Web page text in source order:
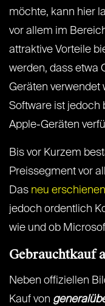
möchte, kann hier
vor allem im
attraktive Vorteile
werden, dass etwa
Geräten verwendet
Software ist jedoch
Apple-Geräten
Bis vor Kurzem
Preissegment vor
Das neu
jedoch ordentlich
wie und ob
Gebrauchtkauf
Neben offiziellen
Kauf von